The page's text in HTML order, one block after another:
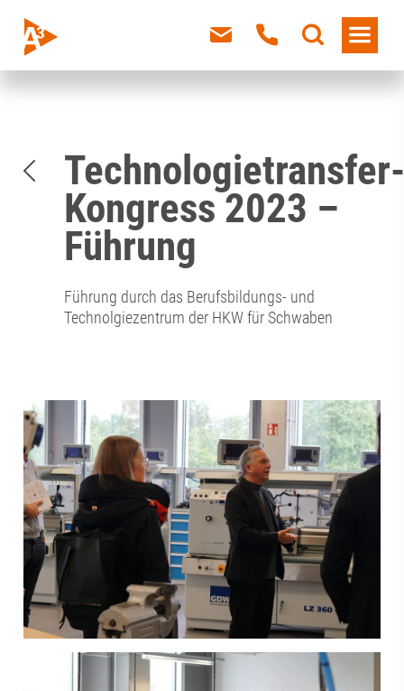
Kongress 2023 –
Führung
Führung durch das Berufsbildungs- und
Technolgiezentrum der HKW für Schwaben